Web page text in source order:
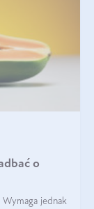
o
jednak